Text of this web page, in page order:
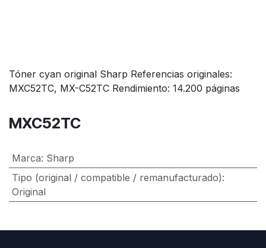
Tóner cyan original Sharp Referencias originales:
MXC52TC, MX-C52TC Rendimiento: 14.200 páginas
MXC52TC
Marca: Sharp
Tipo (original / compatible / remanufacturado):
Original